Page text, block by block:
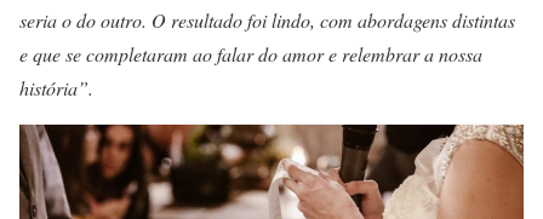
seria o do outro. O resultado foi lindo, com abordagens distintas
e que se completaram ao falar do amor e relembrar a nossa
história”.